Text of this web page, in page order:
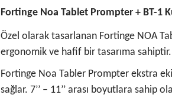
Fortinge Noa Tablet Prompter + BT-1
Özel olarak tasarlanan Fortinge NOA
ergonomik ve hafif bir tasarıma sahiptir.
Fortinge Noa Tabler Prompter ekstra
sağlar. 7’’ – 11’’ arası boyutlara sahip